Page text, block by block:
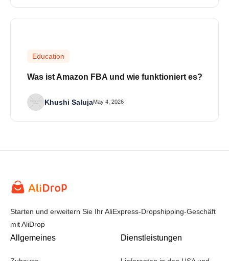
Education
Was ist Amazon FBA und wie funktioniert es?
Khushi SalujaMay 4, 2026
Starten und erweitern Sie Ihr AliExpress-Dropshipping-Geschäft
mit AliDrop
Allgemeines Dienstleistungen